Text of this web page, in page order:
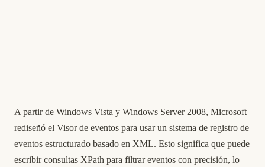
A partir de Windows Vista y Windows Server 2008, Microsoft
rediseñó el Visor de eventos para usar un sistema de registro de
eventos estructurado basado en XML. Esto significa que puede
escribir consultas XPath para filtrar eventos con precisión, lo